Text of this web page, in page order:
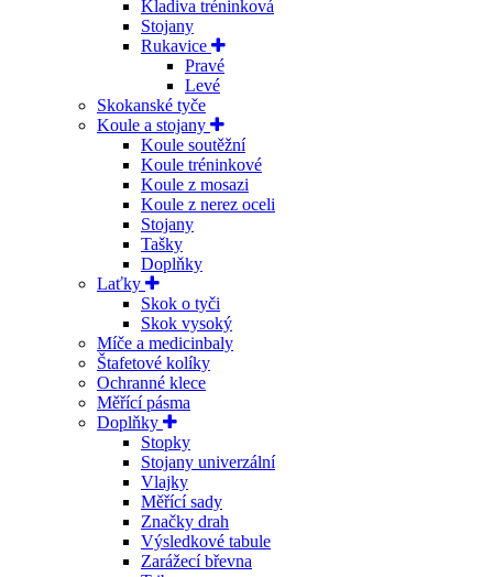
Kladiva tréninková
Stojany
Rukavice
Pravé
Levé
Skokanské tyče
Koule a stojany
Koule soutěžní
Koule tréninkové
Koule z mosazi
Koule z nerez oceli
Stojany
Tašky
Doplňky
Laťky
Skok o tyči
Skok vysoký
Míče a medicinbaly
Štafetové kolíky
Ochranné klece
Měřící pásma
Doplňky
Stopky
Stojany univerzální
Vlajky
Měřící sady
Značky drah
Výsledkové tabule
Zarážecí břevna